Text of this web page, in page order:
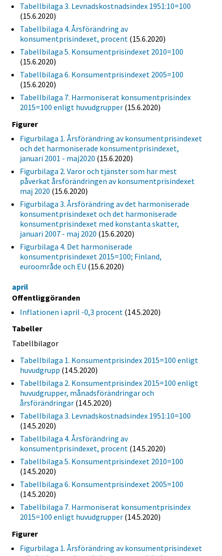
Tabellbilaga 3. Levnadskostnadsindex 1951:10=100
(15.6.2020)
Tabellbilaga 4. Årsförändring av
konsumentprisindexet, procent (15.6.2020)
Tabellbilaga 5. Konsumentprisindexet 2010=100
(15.6.2020)
Tabellbilaga 6. Konsumentprisindexet 2005=100
(15.6.2020)
Tabellbilaga 7. Harmoniserat konsumentprisindex
2015=100 enligt huvudgrupper (15.6.2020)
Figurer
Figurbilaga 1. Årsförändring av konsumentprisindexet
och det harmoniserade konsumentprisindexet,
januari 2001 - maj2020 (15.6.2020)
Figurbilaga 2. Varor och tjänster som har mest
påverkat årsförändringen av konsumentprisindexet
maj 2020 (15.6.2020)
Figurbilaga 3. Årsförändring av det harmoniserade
konsumentprisindexet och det harmoniserade
konsumentprisindexet med konstanta skatter,
januari 2007 - maj 2020 (15.6.2020)
Figurbilaga 4. Det harmoniserade
konsumentprisindexet 2015=100; Finland,
euroområde och EU (15.6.2020)
april
Offentliggöranden
Inflationen i april -0,3 procent (14.5.2020)
Tabeller
Tabellbilagor
Tabellbilaga 1. Konsumentprisindex 2015=100 enligt
huvudgrupp (14.5.2020)
Tabellbilaga 2. Konsumentprisindex 2015=100 enligt
huvudgrupper, månadsförändringar och
årsförändringar (14.5.2020)
Tabellbilaga 3. Levnadskostnadsindex 1951:10=100
(14.5.2020)
Tabellbilaga 4. Årsförändring av
konsumentprisindexet, procent (14.5.2020)
Tabellbilaga 5. Konsumentprisindexet 2010=100
(14.5.2020)
Tabellbilaga 6. Konsumentprisindexet 2005=100
(14.5.2020)
Tabellbilaga 7. Harmoniserat konsumentprisindex
2015=100 enligt huvudgrupper (14.5.2020)
Figurer
Figurbilaga 1. Årsförändring av konsumentprisindexet